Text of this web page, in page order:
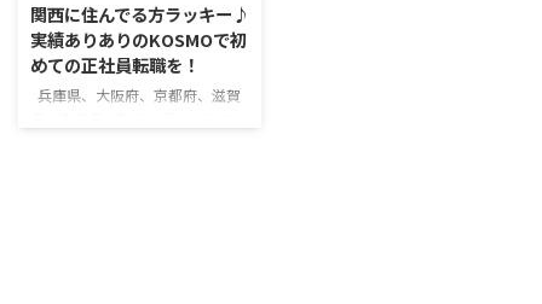
関西に住んでる方ラッキー♪
実績ありありのKOSMOで初
めての正社員転職を！
兵庫県、大阪府、京都府、滋賀